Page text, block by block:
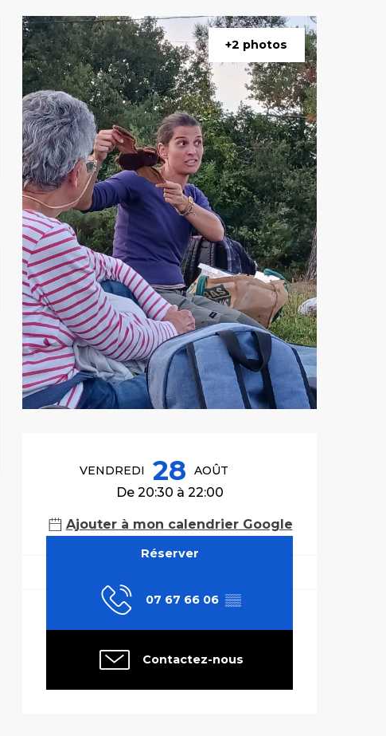
+2 photos
Ouverture et
VENDREDI 28 AOÛT
De 20:30 à 22:00
Ajouter à mon calendrier Google
Réserver
07 67 66 06 ▒▒
Contactez-nous